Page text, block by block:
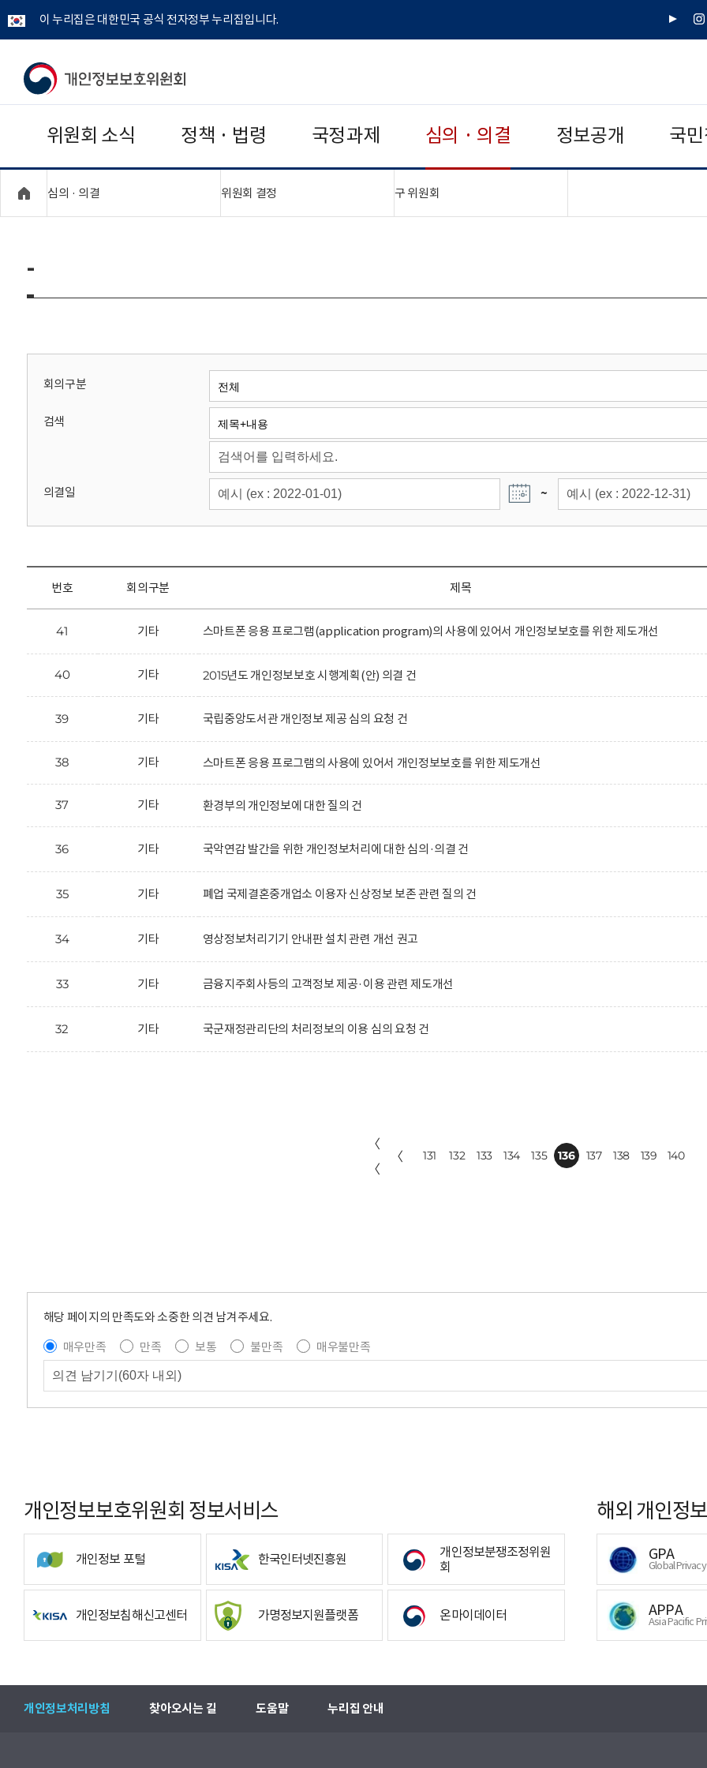
이 누리집은 대한민국 공식 전자정부 누리집입니다.
유
인
개
보
보
위
회
위원회 소식 정책 · 법령 국정과제 심의 · 의결 정보공개 국
심의 · 의결 위원회 결정 구 위원회
-
회의구분
검색
의결일 ~
번호 회의구분 제목
41 기타 스마트폰 응용 프로그램(application program)의 사용에 있어서 개인정보보호를 위한 제도개선
40 기타 2015년도 개인정보보호 시행계획(안) 의결 건
39 기타 국립중앙도서관 개인정보 제공 심의 요청 건
38 기타 스마트폰 응용 프로그램의 사용에 있어서 개인정보보호를 위한 제도개선
37 기타 환경부의 개인정보에 대한 질의 건
36 기타 국악연감 발간을 위한 개인정보처리에 대한 심의·의결 건
35 기타 폐업 국제결혼중개업소 이용자 신상정보 보존 관련 질의 건
34 기타 영상정보처리기기 안내판 설치 관련 개선 권고
33 기타 금융지주회사등의 고객정보 제공·이용 관련 제도개선
32 기타 국군재정관리단의 처리정보의 이용 심의 요청 건
〈
〈
〈 131 132 133 134 135 136 137 138 139 140
해당 페이지의 만족도와 소중한 의견 남겨주세요.
매우만족
만족 보통 불만족 매우불만족
개인정보보호위원회 정보서비스
개인정보 포털 한국인터넷진흥원
개인정보분쟁조정위원
회
개인정보침해신고센터 가명정보지원플랫폼 온마이데이터
해외 개인정
GPA
Global
APPA
Asia Pacific
개인정보처리방침 찾아오시는 길 도움말 누리집 안내